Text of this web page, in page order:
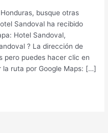
busque otras
Sandoval ha recibido
Hotel Sandoval,
? La dirección de
pero puedes hacer clic en
la ruta por Google Maps: […]